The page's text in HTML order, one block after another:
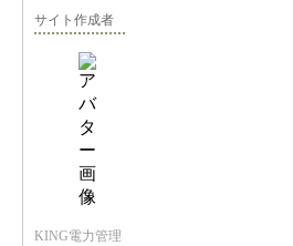
サイト作成者
KING電力管理